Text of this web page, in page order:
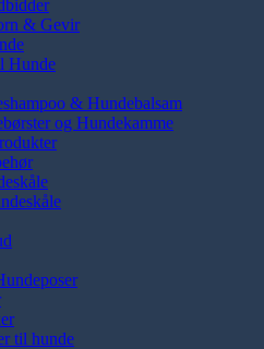
& Gevir
Hunde
& Hundebalsam
og Hundekamme
til hunde